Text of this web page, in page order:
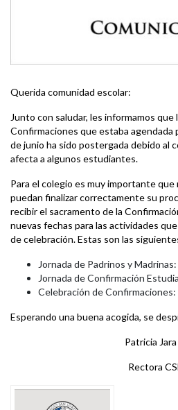
Querida comunidad escolar:
Junto con saludar, les informamos que
Confirmaciones que estaba agendada
de junio ha sido postergada debido al
afecta a algunos estudiantes.
Para el colegio es muy importante
puedan finalizar correctamente su
recibir el sacramento de la
nuevas fechas para las actividades
de celebración. Estas son las
Jornada de Padrinos y
Jornada de Confirmación
Celebración de
Esperando una buena acogida, se
Patricia Jara
Rectora